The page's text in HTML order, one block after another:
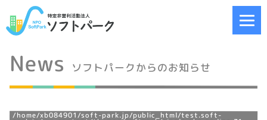
News ソフトパークからのお知らせ
/home/xb084901/soft-park.jp/public_html/test.soft-